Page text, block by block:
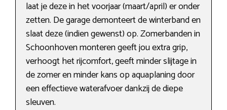
laat je deze in het voorjaar (maart/april) er onder
zetten. De garage demonteert de winterband en
slaat deze (indien gewenst) op. Zomerbanden in
Schoonhoven monteren geeft jou extra grip,
verhoogt het rijcomfort, geeft minder slijtage in
de zomer en minder kans op aquaplaning door
een effectieve waterafvoer dankzij de diepe
sleuven.